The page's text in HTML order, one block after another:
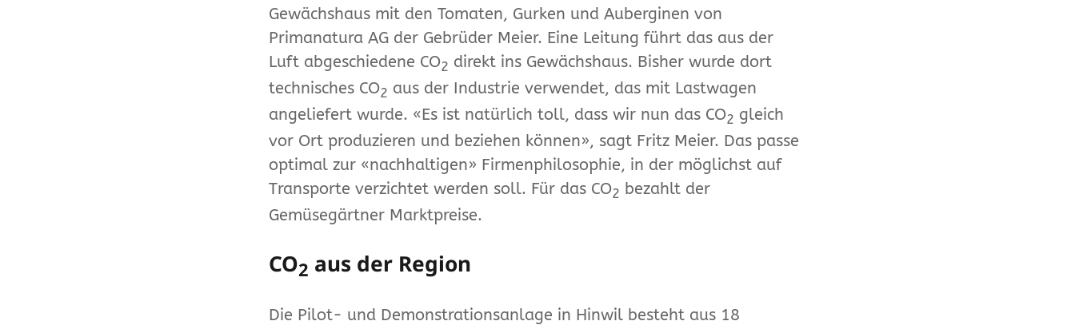
Gewächshaus mit den Tomaten, Gurken und Auberginen von
Primanatura AG der Gebrüder Meier. Eine Leitung führt das aus der
Luft abgeschiedene CO2 direkt ins Gewächshaus. Bisher wurde dort
technisches CO2 aus der Industrie verwendet, das mit Lastwagen
angeliefert wurde. «Es ist natürlich toll, dass wir nun das CO2 gleich
vor Ort produzieren und beziehen können», sagt Fritz Meier. Das passe
optimal zur «nachhaltigen» Firmenphilosophie, in der möglichst auf
Transporte verzichtet werden soll. Für das CO2 bezahlt der
Gemüsegärtner Marktpreise.
CO2 aus der Region
Die Pilot- und Demonstrationsanlage in Hinwil besteht aus 18